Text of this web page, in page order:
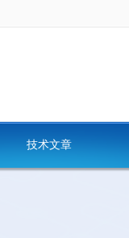
技术文章